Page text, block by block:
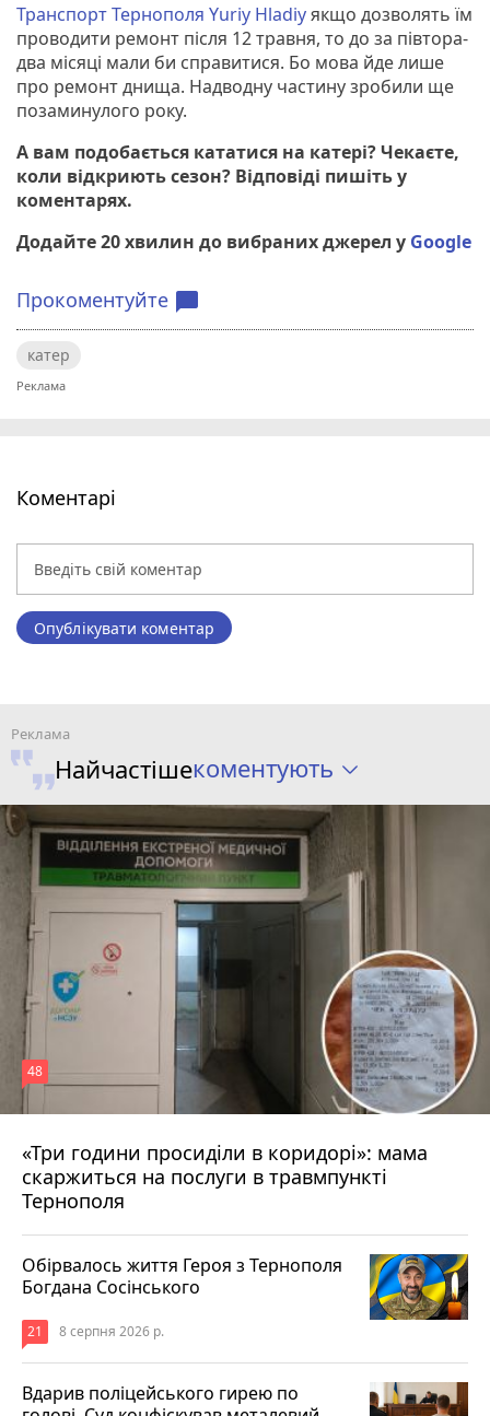
Транспорт Тернополя Yuriy Hladiyякщо дозволять їм
проводити ремонт після 12 травня, то до за півтора-
два місяці мали би справитися. Бо мова йде лише
про ремонт днища. Надводну частину зробили ще
позаминулого року.
А вам подобається кататися на катері? Чекаєте,
коли відкриють сезон? Відповіді пишіть у
коментарях.
Додайте 20 хвилин до вибраних джерел у Google
Прокоментуйте chat_bubble
катер
Коментарі
Опублікувати коментар
Найчастішекоментують
«Три години просиділи в коридорі»: мама
скаржиться на послуги в травмпункті
Тернополя
48
8 серпня 2026 р.
Обірвалось життя Героя з Тернополя
Богдана Сосінського
21 8 серпня 2026 р.
Вдарив поліцейського гирею по